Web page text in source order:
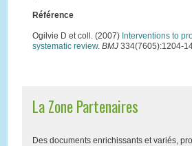
Référence
Ogilvie D et coll. (2007) Interventions to
systematic review. BMJ334(7605):1204-
La Zone Partenaires
Des documents enrichissants et variés,